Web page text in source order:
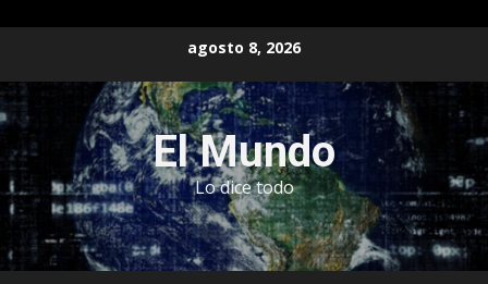
contenido
agosto 8, 2026
El Mundo
Lo dice todo